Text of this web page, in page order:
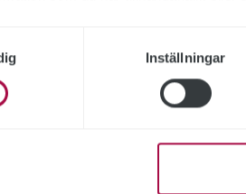
Inställningar
sammanställning. Hon är
än dubbelt så mycket som
it-direktör slutar